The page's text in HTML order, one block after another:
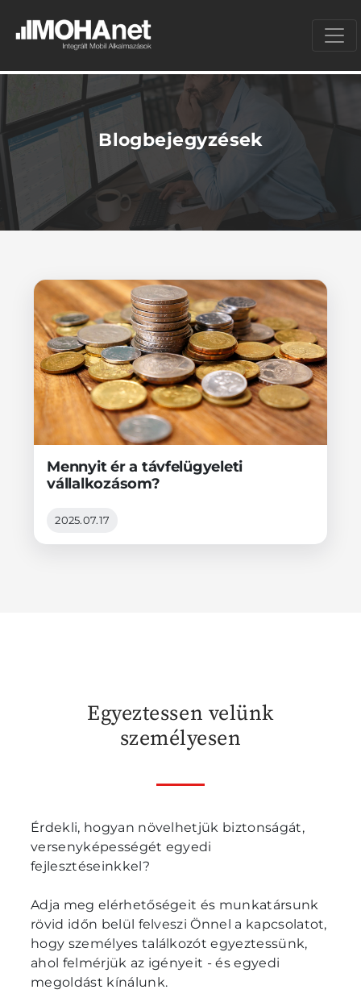
Blogbejegyzések
Mennyit ér a távfelügyeleti
vállalkozásom?
2025.07.17
Egyeztessen velünk
személyesen
Érdekli, hogyan növelhetjük biztonságát,
versenyképességét egyedi
fejlesztéseinkkel?
Adja meg elérhetőségeit és munkatársunk
rövid időn belül felveszi Önnel a kapcsolatot,
hogy személyes találkozót egyeztessünk,
ahol felmérjük az igényeit - és egyedi
megoldást kínálunk.